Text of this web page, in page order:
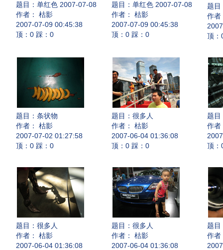
题目： 单红色 2007-07-08
作者： 枯影
2007-07-09 00:45:38
顶：0 踩：0
题目： 单红色 2007-07-08
作者： 枯影
2007-07-09 00:45:38
顶：0 踩：0
题目
作者
顶：
题目： 条状物
作者： 枯影
2007-07-02 01:27:58
顶：0 踩：0
题目： 很多人
作者： 枯影
2007-06-04 01:36:08
顶：0 踩：0
题目
作者
顶：
题目： 很多人
作者： 枯影
2007-06-04 01:36:08
题目： 很多人
作者： 枯影
2007-06-04 01:36:08
题目
作者